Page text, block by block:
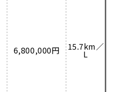
6,800,000円 15.7km／
L